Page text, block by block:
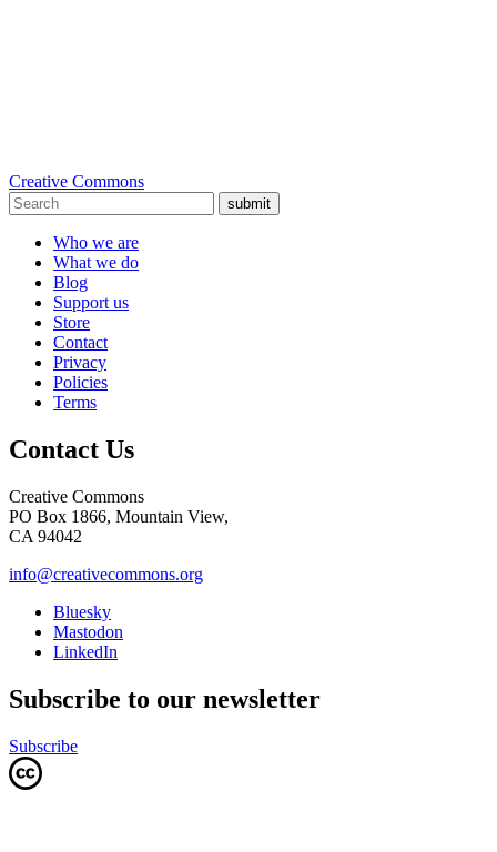
Creative Commons
submit
Who we are
What we do
Blog
Support us
Store
Contact
Privacy
Policies
Terms
Contact Us
Creative Commons
PO Box 1866, Mountain View,
CA 94042
info@creativecommons.org
Bluesky
Mastodon
LinkedIn
Subscribe to our newsletter
Subscribe